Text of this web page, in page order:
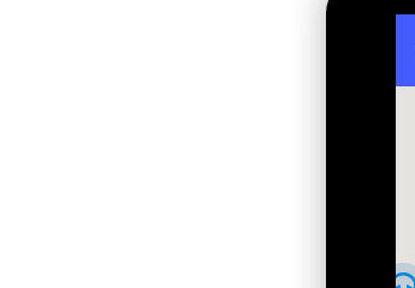
середине мая. Под трассу
Проектирование моста взяли на
Киевского политехнического
образом уникальную возможность
непосредственно к левому берегу.